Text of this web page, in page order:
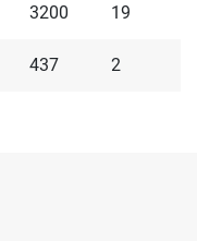
3200 19
437 2